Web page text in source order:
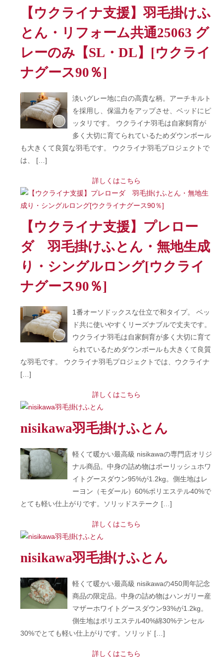
【ウクライナ支援】羽毛掛けふ
とん・リフォーム共通25063 グ
レーのみ【SL・DL】[ウクライ
ナグース90％]
淡いグレー地に白の高貴な柄。アーチキルト
を採用し、保温力をアップさせ、ベッドにピ
ッタリです。 ウクライナ羽毛は自家飼育が
多く大切に育てられているためダウンボール
も大きくて良質な羽毛です。 ウクライナ羽毛プロジェクトで
は、 […]
詳しくはこちら
【ウクライナ支援】プレロー
ダ 羽毛掛けふとん・無地生成
り・シングルロング[ウクライ
ナグース90％]
1番オーソドックスな仕立で和タイプ。 ベッ
ド共に使いやすくリーズナブルで丈夫です。
ウクライナ羽毛は自家飼育が多く大切に育て
られているためダウンボールも大きくて良質
な羽毛です。 ウクライナ羽毛プロジェクトでは、ウクライナ
[…]
詳しくはこちら
nisikawa羽毛掛けふとん
軽くて暖かい最高級 nisikawaの専門店オリジ
ナル商品。中身の詰め物はポーリッシュホワ
イトグースダウン95%が1.2kg。側生地はレ
ーヨン（モダール）60%ポリエステル40%で
とても軽い仕上がりです。ソリッドステーク […]
詳しくはこちら
nisikawa羽毛掛けふとん
軽くて暖かい最高級 nisikawaの450周年記念
商品の限定品。中身の詰め物はハンガリー産
マザーホワイトグースダウン93%が1.2kg。
側生地はポリエステル40%綿30%テンセル
30%でとても軽い仕上がりです。ソリッド […]
詳しくはこちら